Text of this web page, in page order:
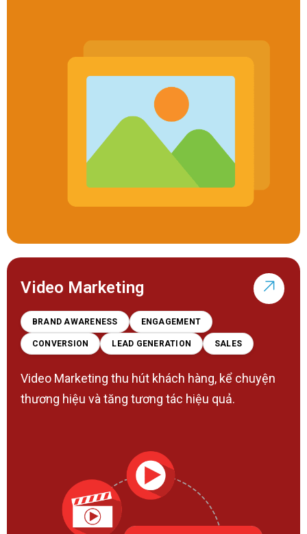
Video Marketing
BRAND AWARENESS ENGAGEMENT
CONVERSION LEAD GENERATION SALES
Video Marketing thu hút khách hàng, kể chuyện
thương hiệu và tăng tương tác hiệu quả.